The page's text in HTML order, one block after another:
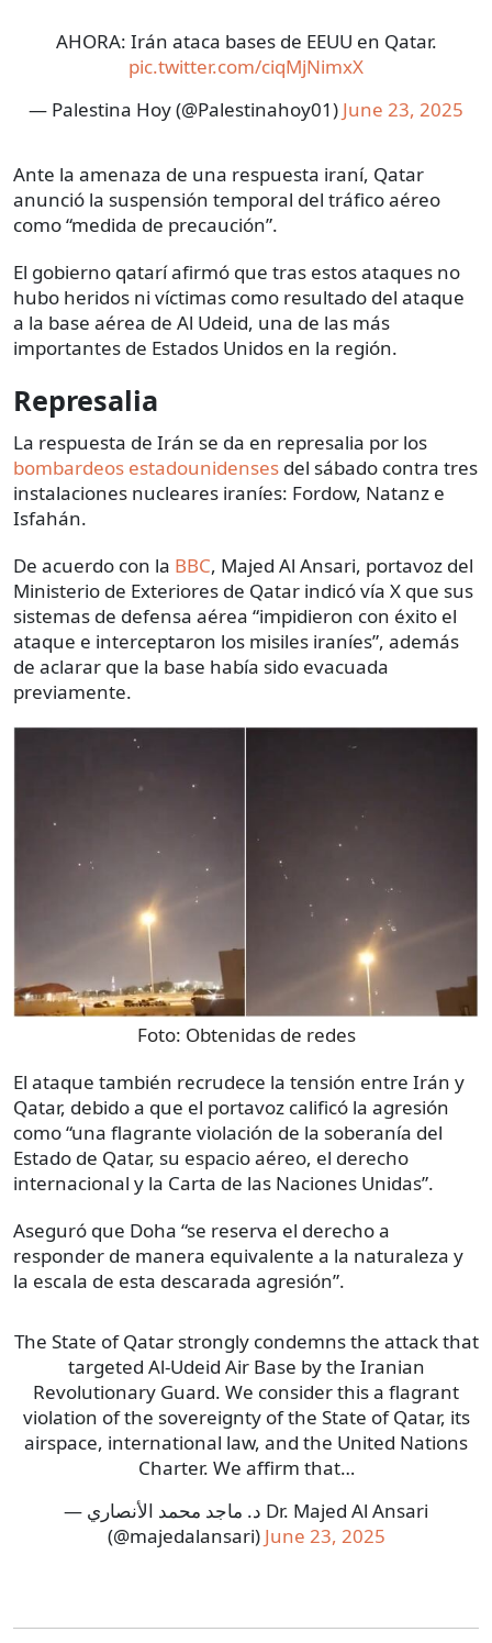
AHORA: Irán ataca bases de EEUU en Qatar.
pic.twitter.com/ciqMjNimxX
— Palestina Hoy (@Palestinahoy01) June 23, 2025
Ante la amenaza de una respuesta iraní, Qatar
anunció la suspensión temporal del tráfico aéreo
como “medida de precaución”.
El gobierno qatarí afirmó que tras estos ataques no
hubo heridos ni víctimas como resultado del ataque
a la base aérea de Al Udeid, una de las más
importantes de Estados Unidos en la región.
Represalia
La respuesta de Irán se da en represalia por los
bombardeos estadounidenses del sábado contra tres
instalaciones nucleares iraníes: Fordow, Natanz e
Isfahán.
De acuerdo con la BBC, Majed Al Ansari, portavoz del
Ministerio de Exteriores de Qatar indicó vía X que sus
sistemas de defensa aérea “impidieron con éxito el
ataque e interceptaron los misiles iraníes”, además
de aclarar que la base había sido evacuada
previamente.
Foto: Obtenidas de redes
El ataque también recrudece la tensión entre Irán y
Qatar, debido a que el portavoz calificó la agresión
como “una flagrante violación de la soberanía del
Estado de Qatar, su espacio aéreo, el derecho
internacional y la Carta de las Naciones Unidas”.
Aseguró que Doha “se reserva el derecho a
responder de manera equivalente a la naturaleza y
la escala de esta descarada agresión”.
The State of Qatar strongly condemns the attack that
targeted Al-Udeid Air Base by the Iranian
Revolutionary Guard. We consider this a flagrant
violation of the sovereignty of the State of Qatar, its
airspace, international law, and the United Nations
Charter. We affirm that…
— د. ماجد محمد الأنصاري Dr. Majed Al Ansari
(@majedalansari) June 23, 2025